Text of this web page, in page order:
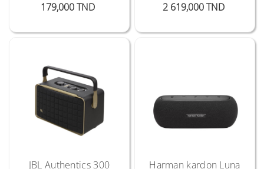
179,000 TND
2 619,000 TND
JBL Authentics 300 Harman kardon Luna